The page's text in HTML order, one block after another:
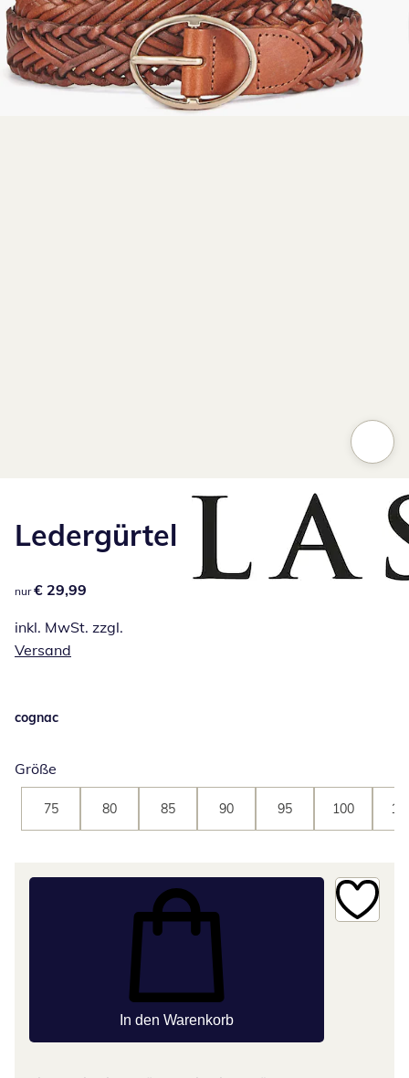
Ledergürtel
€ 29,99
nur € 29,99
inkl. MwSt. zzgl.
Versand
cognac
Größe
75 80 85 90 95 100
In den Warenkorb